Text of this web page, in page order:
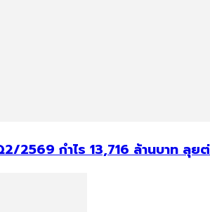
2569 กำไร 13,716 ล้านบาท ลุ